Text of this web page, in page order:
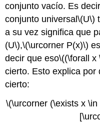
conjunto vacío. Es
conjunto universal\(U\)
a su vez significa que
(U\),\(\urcorner P(x)\)
decir que eso\((\forall x
cierto. Esto explica por
cierto:
\(\urcorner (\exists x